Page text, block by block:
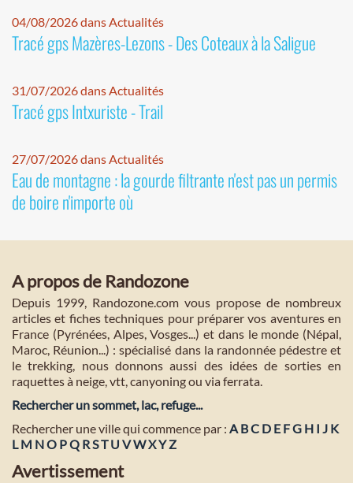
04/08/2026 dans Actualités
Tracé gps Mazères-Lezons - Des Coteaux à la Saligue
31/07/2026 dans Actualités
Tracé gps Intxuriste - Trail
27/07/2026 dans Actualités
Eau de montagne : la gourde filtrante n'est pas un permis
de boire n'importe où
A propos de Randozone
Depuis 1999, Randozone.com vous propose de nombreux
articles et fiches techniques pour préparer vos aventures en
France (Pyrénées, Alpes, Vosges...) et dans le monde (Népal,
Maroc, Réunion...) : spécialisé dans la randonnée pédestre et
le trekking, nous donnons aussi des idées de sorties en
raquettes à neige, vtt, canyoning ou via ferrata.
Rechercher un sommet, lac, refuge...
Rechercher une ville qui commence par : A BC D E FG H I J K
L M NO PQ R ST U VWXY Z
Avertissement